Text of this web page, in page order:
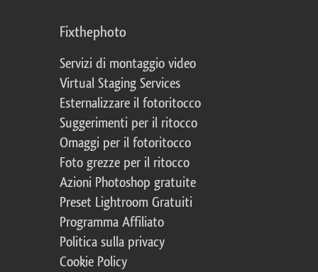
Fixthephoto
Servizi di montaggio video
Virtual Staging Services
Esternalizzare il fotoritocco
Suggerimenti per il ritocco
Omaggi per il fotoritocco
Foto grezze per il ritocco
Azioni Photoshop gratuite
Preset Lightroom Gratuiti
Programma Affiliato
Politica sulla privacy
Cookie Policy